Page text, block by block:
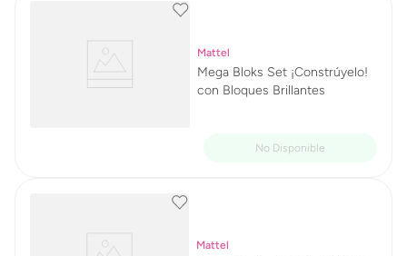
Mattel
Mega Bloks Set ¡Constrúyelo!
con Bloques Brillantes
Mattel